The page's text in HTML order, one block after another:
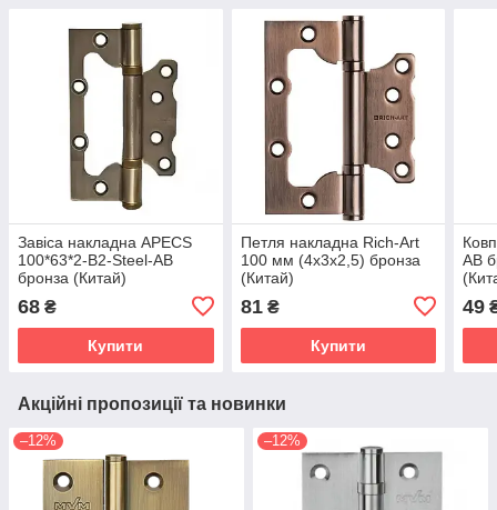
Завіса накладна APECS
100*63*2-B2-Steel-AB
бронза (Китай)
68 ₴
Купити
Петля накладна Rich-Art
100 мм (4х3х2,5) бронза
(Китай)
81₴
Купити
АВ
49
Акційні пропозиції та новинки
–12% –12%